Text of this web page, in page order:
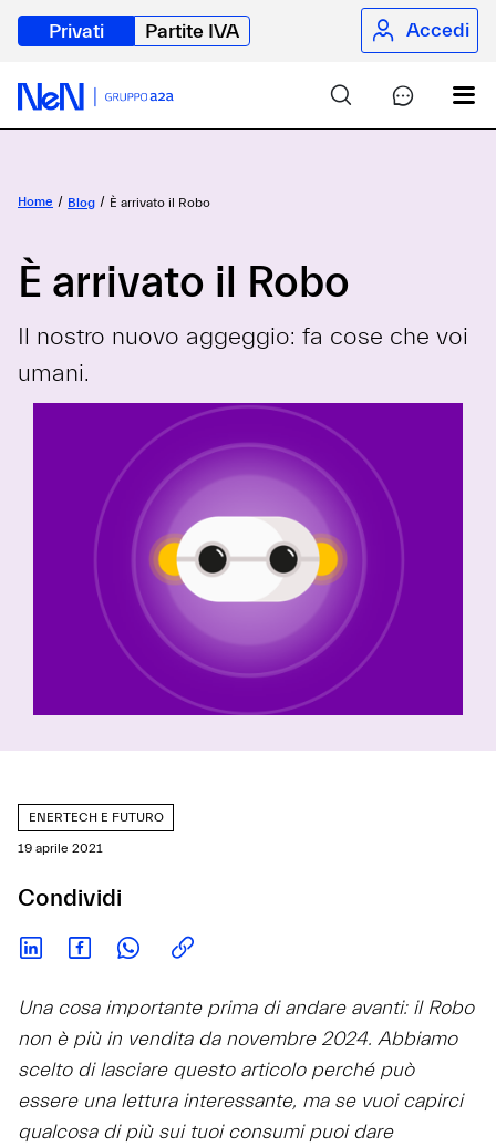
Privati Partite IVA Accedi
Home Blog È arrivato il Robo
È arrivato il Robo
Il nostro nuovo aggeggio: fa cose che voi
umani.
ENERTECH E FUTURO
19 aprile 2021
Condividi
Una cosa importante prima di andare avanti: il Robo
non è più in vendita da novembre 2024. Abbiamo
scelto di lasciare questo articolo perché può
essere una lettura interessante, ma se vuoi capirci
qualcosa di più sui tuoi consumi puoi dare